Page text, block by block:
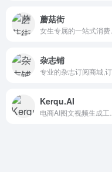
蘑菇街
杂志铺
Kerqu.AI